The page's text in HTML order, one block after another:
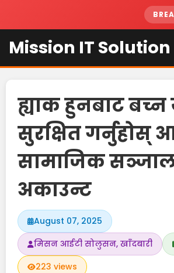
Mission IT Solution
ह्याक हुनबाट बच्न
सुरक्षित गर्नुहोस्
सामाजिक
अकाउन्ट
August 07, 2025
मिसन आईटी सोलुसन, खाँदबारी
223 views